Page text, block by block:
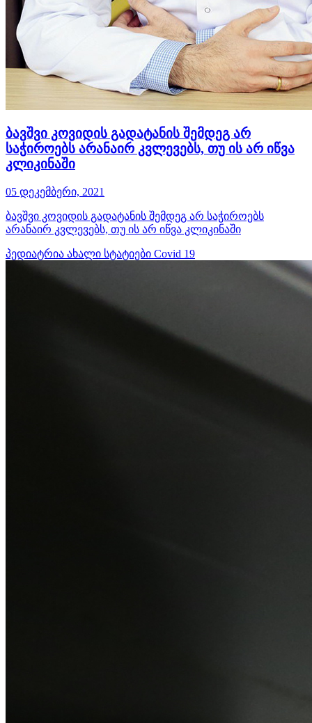
ბავშვი კოვიდის გადატანის შემდეგ არ
საჭიროებს არანაირ კვლევებს, თუ ის არ იწვა
კლიკინაში
05 დეკემბერი, 2021
ბავშვი კოვიდის გადატანის შემდეგ არ საჭიროებს
არანაირ კვლევებს, თუ ის არ იწვა კლიკინაში
პედიატრია ახალი სტატიები Covid 19